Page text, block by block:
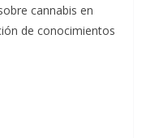
cannabis en
de conocimientos